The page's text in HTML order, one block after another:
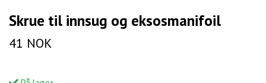
Skrue til innsug og eksosmanifoil
41 NOK